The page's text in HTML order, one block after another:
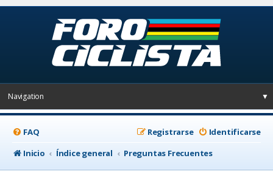
Navigation ▼
FAQ Identificarse
Registrarse
Inicio
Índice general Preguntas Frecuentes